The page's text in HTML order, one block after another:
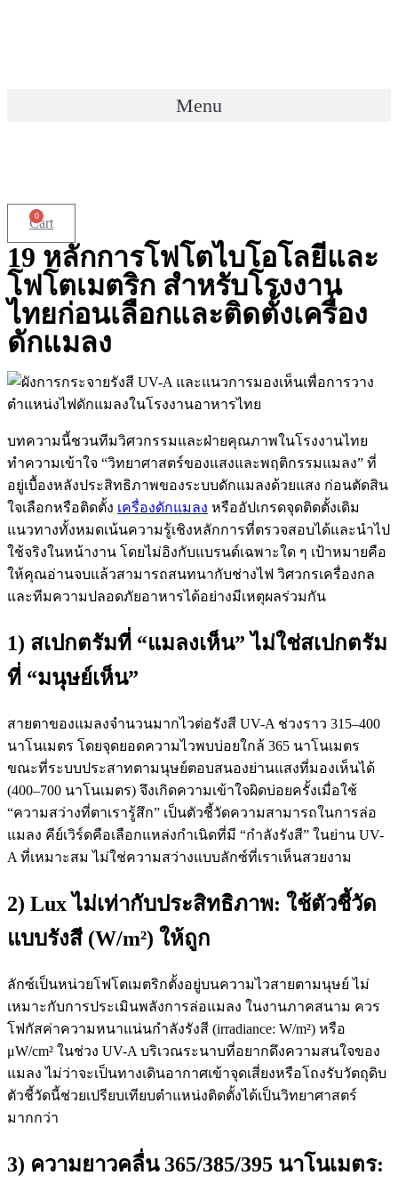
Menu
0
Cart
19 หลักการโฟโตไบโอโลยีและ
โฟโตเมตริก สำหรับโรงงาน
ไทยก่อนเลือกและติดตั้งเครื่อง
ดักแมลง
บทความนี้ชวนทีมวิศวกรรมและฝ่ายคุณภาพในโรงงานไทย
ทำความเข้าใจ “วิทยาศาสตร์ของแสงและพฤติกรรมแมลง” ที่
อยู่เบื้องหลังประสิทธิภาพของระบบดักแมลงด้วยแสง ก่อนตัดสิน
ใจเลือกหรือติดตั้ง เครื่องดักแมลง หรืออัปเกรดจุดติดตั้งเดิม
แนวทางทั้งหมดเน้นความรู้เชิงหลักการที่ตรวจสอบได้และนำไป
ใช้จริงในหน้างาน โดยไม่อิงกับแบรนด์เฉพาะใด ๆ เป้าหมายคือ
ให้คุณอ่านจบแล้วสามารถสนทนากับช่างไฟ วิศวกรเครื่องกล
และทีมความปลอดภัยอาหารได้อย่างมีเหตุผลร่วมกัน
1) สเปกตรัมที่ “แมลงเห็น” ไม่ใช่สเปกตรัม
ที่ “มนุษย์เห็น”
สายตาของแมลงจำนวนมากไวต่อรังสี UV-A ช่วงราว 315–400
นาโนเมตร โดยจุดยอดความไวพบบ่อยใกล้ 365 นาโนเมตร
ขณะที่ระบบประสาทตามนุษย์ตอบสนองย่านแสงที่มองเห็นได้
(400–700 นาโนเมตร) จึงเกิดความเข้าใจผิดบ่อยครั้งเมื่อใช้
“ความสว่างที่ตาเรารู้สึก” เป็นตัวชี้วัดความสามารถในการล่อ
แมลง คีย์เวิร์ดคือเลือกแหล่งกำเนิดที่มี “กำลังรังสี” ในย่าน UV-
A ที่เหมาะสม ไม่ใช่ความสว่างแบบลักซ์ที่เราเห็นสวยงาม
2) Lux ไม่เท่ากับประสิทธิภาพ: ใช้ตัวชี้วัด
แบบรังสี (W/m²) ให้ถูก
ลักซ์เป็นหน่วยโฟโตเมตริกตั้งอยู่บนความไวสายตามนุษย์ ไม่
เหมาะกับการประเมินพลังการล่อแมลง ในงานภาคสนาม ควร
โฟกัสค่าความหนาแน่นกำลังรังสี (irradiance: W/m²) หรือ
μW/cm² ในช่วง UV-A บริเวณระนาบที่อยากดึงความสนใจของ
แมลง ไม่ว่าจะเป็นทางเดินอากาศเข้าจุดเสี่ยงหรือโถงรับวัตถุดิบ
ตัวชี้วัดนี้ช่วยเปรียบเทียบตำแหน่งติดตั้งได้เป็นวิทยาศาสตร์
มากกว่า
3) ความยาวคลื่น 365/385/395 นาโนเมตร: